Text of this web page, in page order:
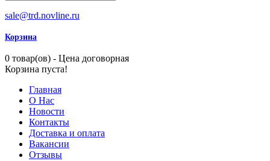
sale@trd.novline.ru
Корзина
0 товар(ов) - Цена договорная
Корзина пуста!
Главная
О Нас
Новости
Контакты
Доставка и оплата
Вакансии
Отзывы